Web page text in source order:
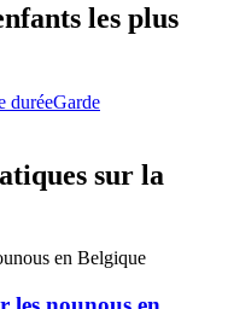
les plus
duréeGarde
sur la